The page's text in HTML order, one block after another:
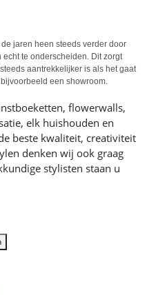
jaren heen steeds verder door
te onderscheiden. Dit zorgt
aantrekkelijker is als het gaat
een showroom.
flowerwalls,
elk huishouden en
beste kwaliteit, creativiteit
denken wij ook graag
stylisten staan u